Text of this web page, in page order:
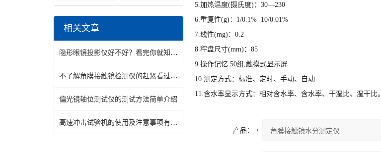
相关文章
隐形眼镜投影仪好不好？看完你就知道了
不了解角膜接触镜检测仪的赶紧看过来！
偏光镜轴位测试仪的测试方法简单介绍
高速冲击试验机的使用及注意事项有哪些呢
5.加热温度(摄氏度) ：30—230
6.重复性(g) ：1/0.1% 10/0.01%
7.线性(mg) ：0.2
8.秤盘尺寸(mm) ：85
9.操作记忆 50组 ,触摸式显示屏
10.测定方式：标准、定时、手动、自动
11.含水率显示方式：相对含水率、含水率、干湿比、湿干比。
产品：